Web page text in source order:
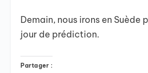
Demain, nous irons en Suède
jour de prédiction.
Partager :